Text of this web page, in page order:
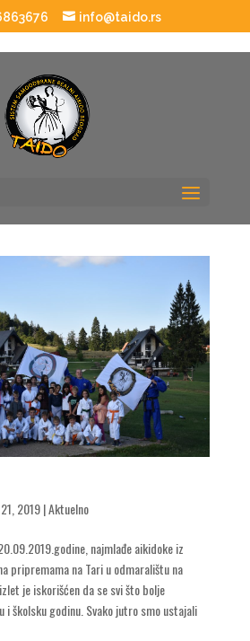
info@taido.rs
2019|Aktuelno
najmlađe aikidoke iz
pripremama na Tari u odmaralištu na
je iskorišćen da se svi što bolje
i školsku godinu. Svako jutro smo ustajali